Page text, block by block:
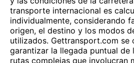
transporte internacional es
individualmente, considerando
origen, el destino y los modos
utilizados. Gettransport.com se
garantizar la llegada puntual de
rutas complejas que involucran